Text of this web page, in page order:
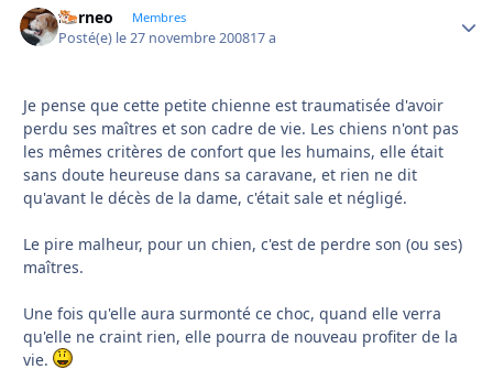
borneo Membres
Posté(e) le 27 novembre 200817 a
Je pense que cette petite chienne est traumatisée d'avoir
perdu ses maîtres et son cadre de vie. Les chiens n'ont pas
les mêmes critères de confort que les humains, elle était
sans doute heureuse dans sa caravane, et rien ne dit
qu'avant le décès de la dame, c'était sale et négligé.
Le pire malheur, pour un chien, c'est de perdre son (ou ses)
maîtres.
Une fois qu'elle aura surmonté ce choc, quand elle verra
qu'elle ne craint rien, elle pourra de nouveau profiter de la
vie.